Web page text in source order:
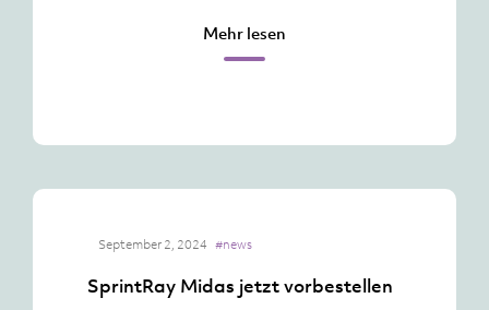
Mehr lesen
September 2, 2024 #news
SprintRay Midas jetzt vorbestellen